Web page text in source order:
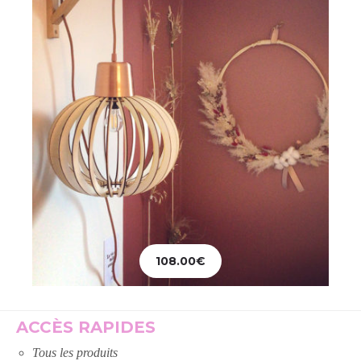
108.00€
ACCÈS RAPIDES
Tous les produits